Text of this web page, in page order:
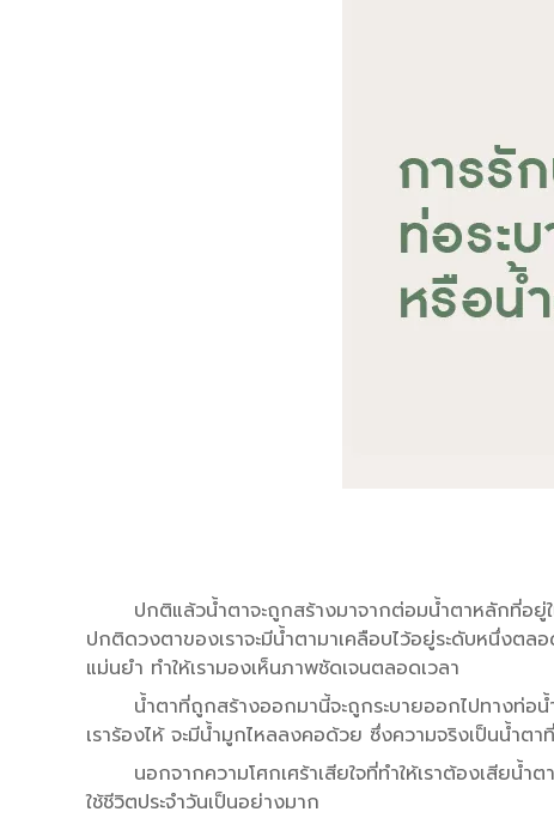
ปกติแล้วน้ำตาจะถูกสร้างมาจากต่อมน้ำตาหลักที่อยู่
ปกติดวงตาของเราจะมีน้ำตามาเคลือบไว้อยู่ระดับหนึ่งตล
แม่นยำ ทำให้เรามองเห็นภาพชัดเจนตลอดเวลา
น้ำตาที่ถูกสร้างออกมานี้จะถูกระบายออกไปทางท่อน้
เราร้องไห้ จะมีน้ำมูกไหลลงคอด้วย ซึ่งความจริงเป็นน้ำต
นอกจากความโศกเศร้าเสียใจที่ทำให้เราต้องเสีย
ใช้ชีวิตประจำวันเป็นอย่างมาก